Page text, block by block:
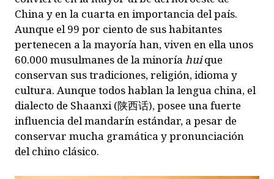
China y en la cuarta en importancia del país.
Aunque el 99 por ciento de sus habitantes
pertenecen a la mayoría han, viven en ella unos
60.000 musulmanes de la minoríahuique
conservan sus tradiciones, religión, idioma y
cultura. Aunque todos hablan la lengua china, el
dialecto de Shaanxi (陕西话), posee una fuerte
influencia del mandarín estándar, a pesar de
conservar mucha gramática y pronunciación
del chino clásico.